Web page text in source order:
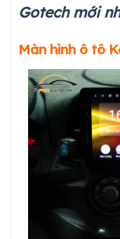
Gotech mới
Màn hình ô tô